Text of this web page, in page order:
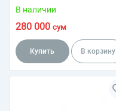
В наличии
280 000 сум
Купить В корзину